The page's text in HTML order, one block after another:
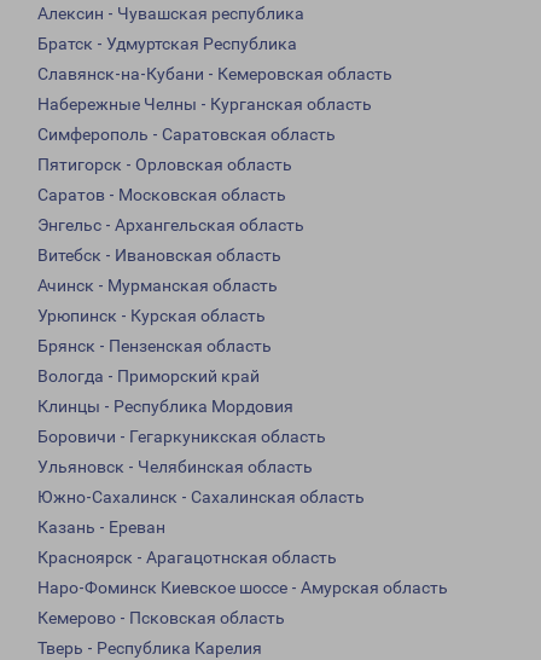
Алексин - Чувашская республика
Братск - Удмуртская Республика
Славянск-на-Кубани - Кемеровская область
Набережные Челны - Курганская область
Симферополь - Саратовская область
Пятигорск - Орловская область
Саратов - Московская область
Энгельс - Архангельская область
Витебск - Ивановская область
Ачинск - Мурманская область
Урюпинск - Курская область
Брянск - Пензенская область
Вологда - Приморский край
Клинцы - Республика Мордовия
Боровичи - Гегаркуникская область
Ульяновск - Челябинская область
Южно-Сахалинск - Сахалинская область
Казань - Ереван
Красноярск - Арагацотнская область
Наро-Фоминск Киевское шоссе - Амурская область
Кемерово - Псковская область
Тверь - Республика Карелия